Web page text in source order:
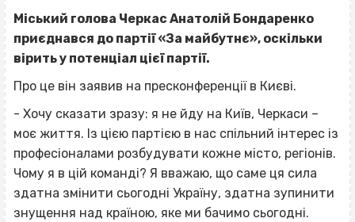
Міський голова Черкас Анатолій Бондаренко
приєднався до партії «За майбутнє», оскільки
вірить у потенціал цієї партії.
Про це він заявив на пресконференції в Києві.
- Хочу сказати зразу: я не йду на Київ, Черкаси –
моє життя. Із цією партією в нас спільний інтерес із
професіоналами розбудувати кожне місто, регіонів.
Чому я в цій команді? Я вважаю, що саме ця сила
здатна змінити сьогодні Україну, здатна зупинити
знущення над країною, яке ми бачимо сьогодні.